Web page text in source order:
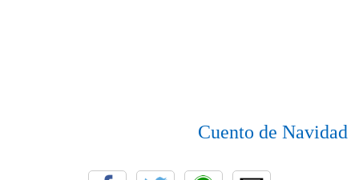
Cuento de Navidad